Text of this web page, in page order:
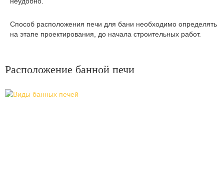
Способ расположения печи для бани необходимо определять
на этапе проектирования, до начала строительных работ.
Расположение банной печи